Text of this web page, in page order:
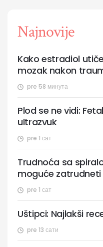
Najnovije
pre 58 минута
Kako estradiol
mozak nakon
pre 1 сат
Plod se ne vidi:
ultrazvuk
pre 1 сат
Trudnoća sa
moguće
pre 13 сати
Uštipci: Najlakši